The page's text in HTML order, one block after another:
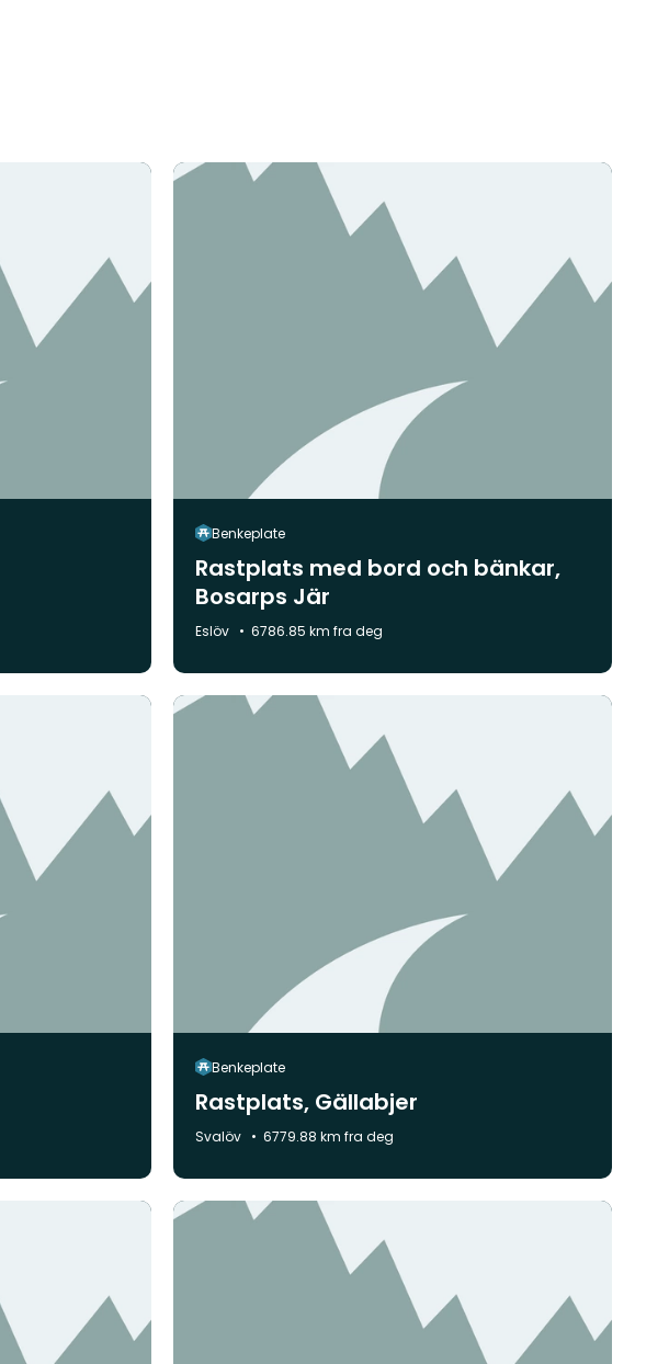
Benkeplate
Rastplats med bord och bänkar,
Bosarps Jär
Kommune:
Eslöv 6786.85 km fra deg
Benkeplate
Rastplats, Gällabjer
Kommune:
Svalöv 6779.88 km fra deg